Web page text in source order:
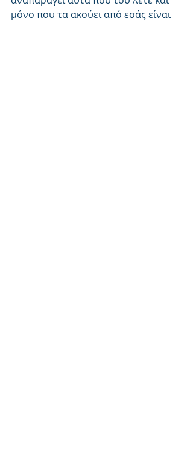
μόνο που τα ακούει από εσάς είναι